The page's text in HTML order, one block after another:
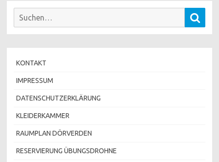
Suchen
KONTAKT
IMPRESSUM
DATENSCHUTZERKLÄRUNG
KLEIDERKAMMER
RAUMPLAN DÖRVERDEN
RESERVIERUNG ÜBUNGSDROHNE